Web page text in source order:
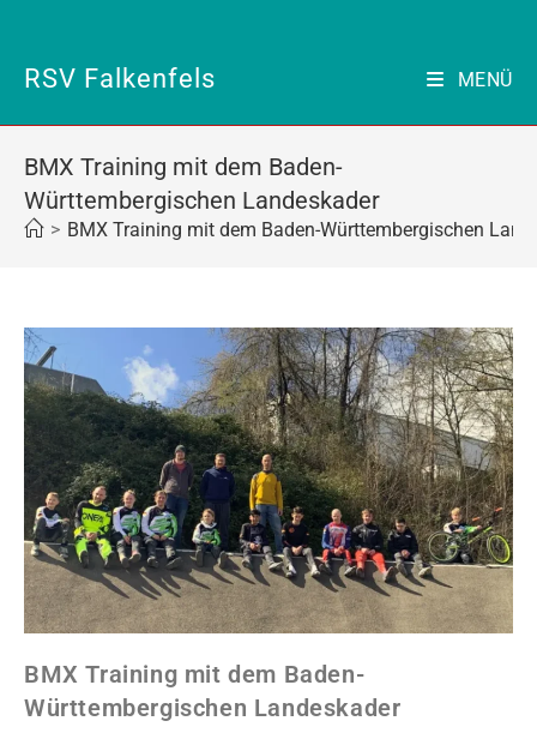
springen
RSV Falkenfels MENÜ
BMX Training mit dem Baden-
Württembergischen Landeskader
> BMX Training mit dem Baden-Württembergischen
BMX Training mit dem Baden-
Württembergischen Landeskader